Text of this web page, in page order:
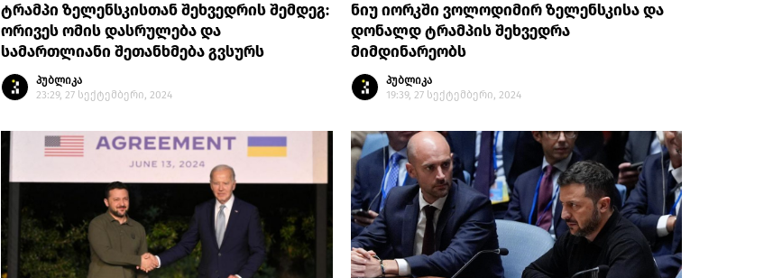
ტრამპი ზელენსკისთან შეხვედრის შემდეგ:
ორივეს ომის დასრულება და
სამართლიანი შეთანხმება გვსურს
პუბლიკა
23:29, 27 სექტემბერი, 2024
ნიუ იორკში ვოლოდიმირ ზელენსკისა და
დონალდ ტრამპის შეხვედრა
მიმდინარეობს
პუბლიკა
19:39, 27 სექტემბერი, 2024